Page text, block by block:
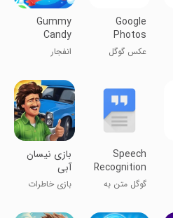
Google
Photos
عکس گوگل
Gummy
Candy
Blast-Fun
Match 3
انفجار
ژله‌ای - بازی
سرگرم‌کننده
مطابق با ۳
Speech
Recognition
&
Synthesis
گوگل متن به
‏‏‏بازی نیسان
آبی
بازی خاطرات